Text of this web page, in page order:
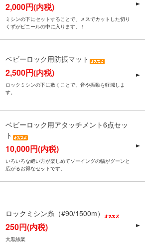
2,000円(内税)
ミシンの下にセットすることで、メスでカットした切り
くずがビニールの中に入ります。！
ベビーロック用防振マット
2,500円(内税)
ロックミシンの下に敷くことで、音や振動を軽減しま
す。
ベビーロック用アタッチメント6点セッ
ト
10,000円(内税)
いろいろな縫い方が楽しめてソーイングの幅がグーンと
広がるお得なセットです。
ロックミシン糸（#90/1500m）
250円(内税)
大黒絲業